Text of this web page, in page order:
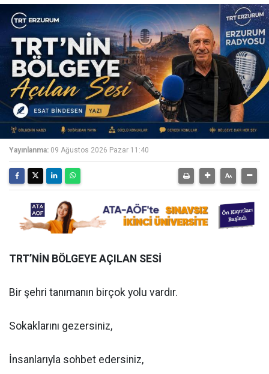
Yayınlanma: 09 Ağustos 2026 Pazar 11:40
TRT’NİN BÖLGEYE AÇILAN SESİ
Bir şehri tanımanın birçok yolu vardır.
Sokaklarını gezersiniz,
İnsanlarıyla sohbet edersiniz,